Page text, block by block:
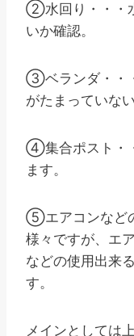
②水回り・・・
いか確認。
③ベランダ・・
がたまっていな
④集合ポスト・
ます。
⑤エアコンなど
様々ですが、エ
などの使用出来
す。
メインとしては